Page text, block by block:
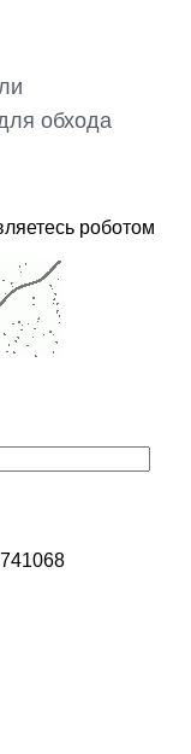
обхода
роботом